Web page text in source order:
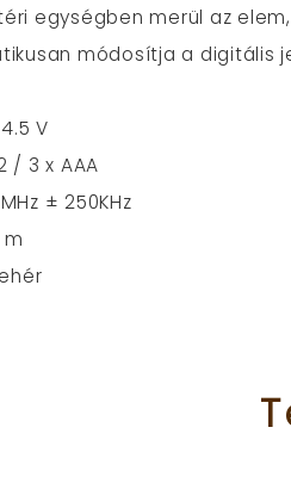
egységben merül az
módosítja a
V
/ 3 x AAA
± 250KHz
m